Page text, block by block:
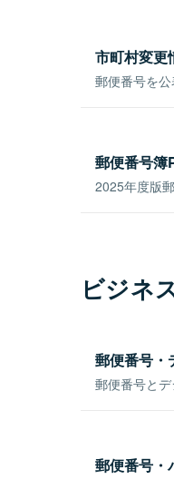
市町村変更
郵便番号を
郵便番号簿
2025年度版
ビジネ
郵便番号・
郵便番号と
郵便番号・